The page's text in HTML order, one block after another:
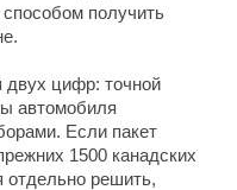
получить
двух цифр: точной
автомобиля
Если пакет
1500 канадских
отдельно решить,